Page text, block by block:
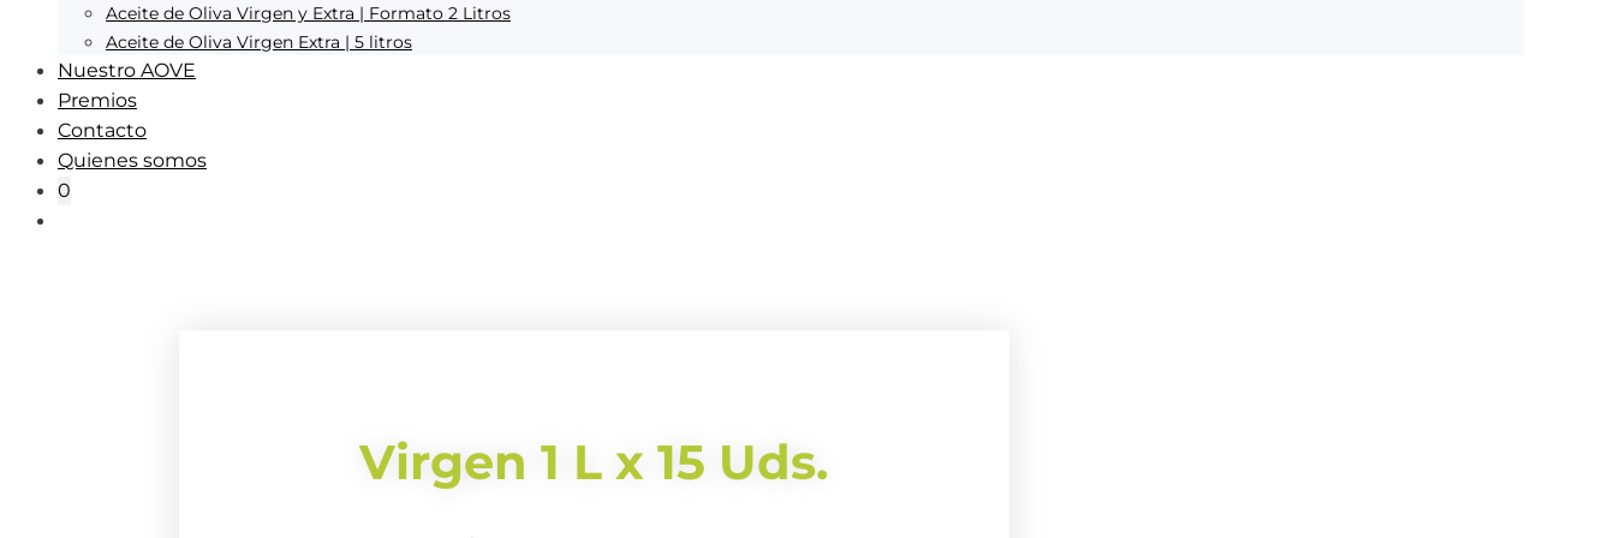
Aceite de Oliva Virgen y Extra | Formato 2 Litros
Aceite de Oliva Virgen Extra | 5 litros
Nuestro AOVE
Premios
Contacto
Quienes somos
0
Virgen 1 L x 15 Uds.